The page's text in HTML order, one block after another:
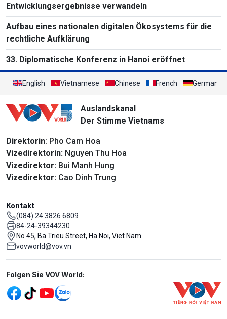
Entwicklungsergebnisse verwandeln
Aufbau eines nationalen digitalen Ökosystems für die
rechtliche Aufklärung
33. Diplomatische Konferenz in Hanoi eröffnet
English Vietnamese Chinese French German
Auslandskanal
Der Stimme Vietnams
Direktorin: Pho Cam Hoa
Vizedirektorin: Nguyen Thu Hoa
Vizedirektor: Bui Manh Hung
Vizedirektor: Cao Dinh Trung
Kontakt
(084) 24 3826 6809
84-24-39344230
No 45, Ba Trieu Street, Ha Noi, Viet Nam
vovworld@vov.vn
Mạng xã hội
Folgen Sie VOV World: